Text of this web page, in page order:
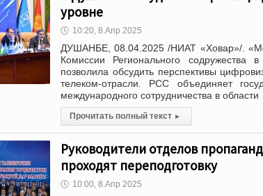
уровне
🕔 10:20, 8.Апр 2025
ДУШАНБЕ, 08.04.2025 /НИАТ «Ховар»/.
Комиссии Регионального
позволила обсудить перспективы
телеком-отрасли. РСС объединяет
международного сотрудничества в области
Прочитать полный текст ▸
Руководители отделов
проходят переподготовку
🕔 10:00, 8.Апр 2025